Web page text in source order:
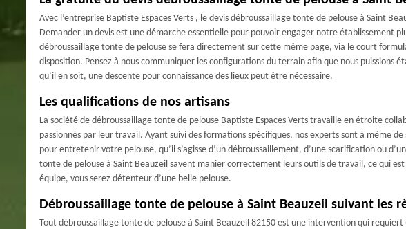
Avec l’entreprise Baptiste Espaces Verts , le devis débroussaillage tonte de pelouse à Saint
Demander un devis est une démarche essentielle pour pouvoir engager notre établissement
débroussaillage tonte de pelouse se fera directement sur cette même page, via le court
disposition. Pensez à nous communiquer les configurations du terrain afin que nous puissions
qu’il en soit, une descente pour connaissance des lieux peut être nécessaire.
Les qualifications de nos artisans
La société de débroussaillage tonte de pelouse Baptiste Espaces Verts travaille en étroite
passionnés par leur travail. Ayant suivi des formations spécifiques, nos experts sont à même
pour entretenir votre pelouse, qu’il s’agisse d’un débroussaillement, d’une scarification ou
tonte de pelouse à Saint Beauzeil savent manier correctement leurs outils de travail, ce qui
équipe, vous serez détenteur d’une belle pelouse.
Débroussaillage tonte de pelouse à Saint Beauzeil suivant les
Tout débroussaillage tonte de pelouse à Saint Beauzeil 82150 est une intervention qui